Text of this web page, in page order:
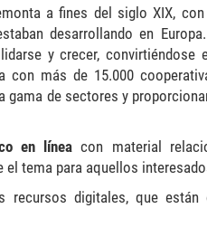
a fines del siglo XIX,
desarrollando en
y crecer, convirtiéndose
más de 15.000
de sectores y
en líneacon material
el tema para aquellos
recursos digitales, que